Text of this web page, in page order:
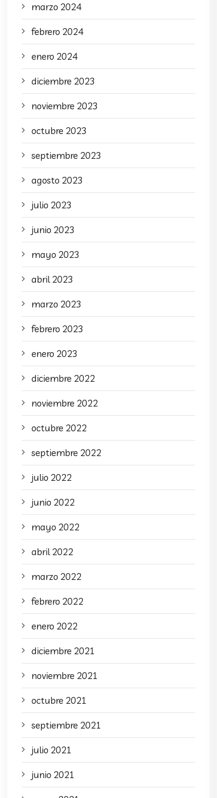
marzo 2024
febrero 2024
enero 2024
diciembre 2023
noviembre 2023
octubre 2023
septiembre 2023
agosto 2023
julio 2023
junio 2023
mayo 2023
abril 2023
marzo 2023
febrero 2023
enero 2023
diciembre 2022
noviembre 2022
octubre 2022
septiembre 2022
julio 2022
junio 2022
mayo 2022
abril 2022
marzo 2022
febrero 2022
enero 2022
diciembre 2021
noviembre 2021
octubre 2021
septiembre 2021
julio 2021
junio 2021